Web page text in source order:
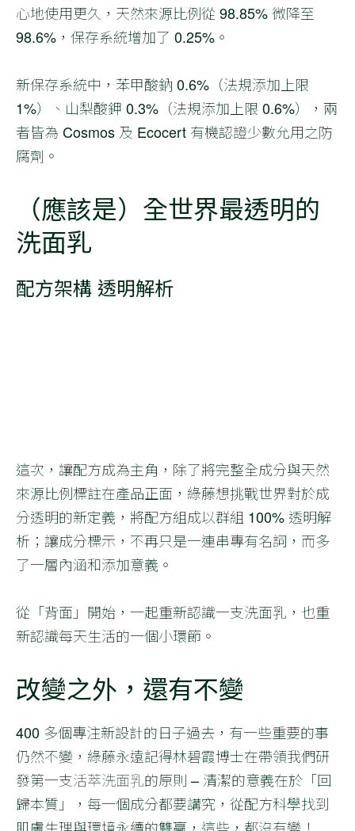
心地使用更久，天然來源比例從 98.85% 微降至
98.6%，保存系統增加了 0.25%。
新保存系統中，苯甲酸鈉 0.6%（法規添加上限
1%）、山梨酸鉀 0.3%（法規添加上限 0.6%），兩
者皆為 Cosmos 及 Ecocert 有機認證少數允用之防
腐劑。
（應該是）全世界最透明的
洗面乳
配方架構 透明解析
這次，讓配方成為主角，除了將完整全成分與天然
來源比例標註在產品正面，綠藤想挑戰世界對於成
分透明的新定義，將配方組成以群組 100% 透明解
析；讓成分標示，不再只是一連串專有名詞，而多
了一層內涵和添加意義。
從「背面」開始，一起重新認識一支洗面乳，也重
新認識每天生活的一個小環節。
改變之外，還有不變
400 多個專注新設計的日子過去，有一些重要的事
仍然不變，綠藤永遠記得林碧霞博士在帶領我們研
發第一支活萃洗面乳的原則 – 清潔的意義在於「回
歸本質」，每一個成分都要講究，從配方科學找到
肌膚生理與環境永續的雙贏，這些，都沒有變！